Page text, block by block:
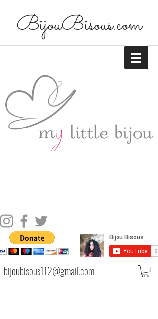
BijouBisous.com
bijoubisous112@gmail.com